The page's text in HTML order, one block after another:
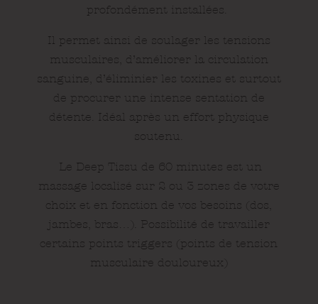
profondément installées.
Il permet ainsi de soulager les tensions
musculaires, d’améliorer la circulation
sanguine, d’éliminier les toxines et surtout
de procurer une intense sentation de
détente. Idéal après un effort physique
soutenu.
Le Deep Tissu de 60 minutes est un
massage localisé sur 2 ou 3 zones de votre
choix et en fonction de vos besoins (dos,
jambes, bras…). Possibilité de travailler
certains points triggers (points de tension
musculaire douloureux)